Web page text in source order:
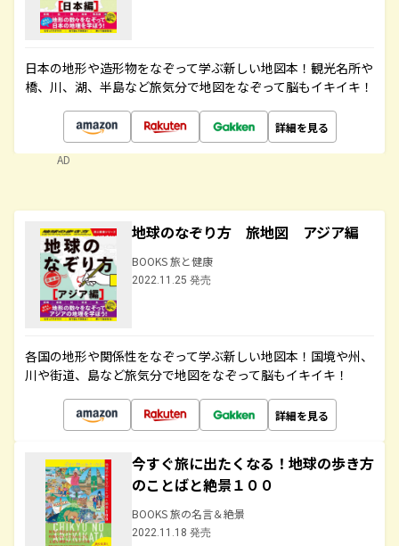
日本の地形や造形物をなぞって学ぶ新しい地図本！観光名所や
橋、川、湖、半島など旅気分で地図をなぞって脳もイキイキ！
詳細を見る
AD
地球のなぞり方 旅地図 アジア編
BOOKS 旅と健康
2022.11.25 発売
各国の地形や関係性をなぞって学ぶ新しい地図本！国境や州、
川や街道、島など旅気分で地図をなぞって脳もイキイキ！
詳細を見る
今すぐ旅に出たくなる！地球の歩き方
のことばと絶景１００
BOOKS 旅の名言＆絶景
2022.11.18 発売